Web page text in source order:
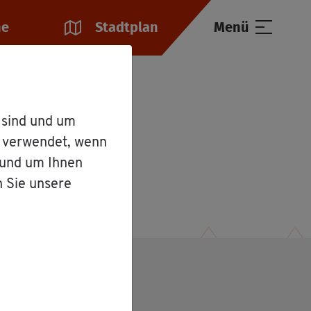
und um
wenn
um Ihnen
Sie unsere
Stadt­plan Menü